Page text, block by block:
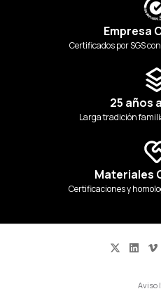
Empresa
Certificados por SGS
25 años
Larga tradición
Materiales
Certificaciones y
Aviso